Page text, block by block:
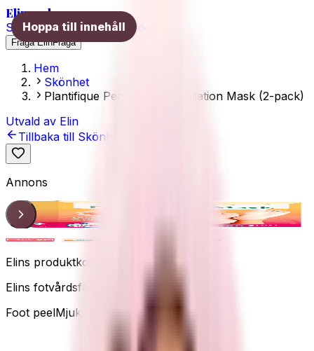
Hoppa till innehåll
Elins val
SkönhetHälsa TräningGuider
Fråga ElinFråga
Hem
Skönhet
Plantifique Peach Foot Exfoliation Mask (2-pack)
Utvald av Elin
Tillbaka till Skönhet
Annons
Foot peel
1/ 4
Elins produktkoll
Elins fotvårdsfavorit
Foot peelMjukgör Silkeslena fötter
Plantifique Peach Foot Exfoliation Mask –